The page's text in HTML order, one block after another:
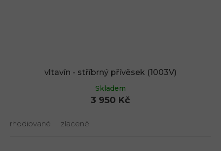
vltavín - stříbrný přívěsek (1003V)
Skladem
3 950 Kč
rhodiované zlacené